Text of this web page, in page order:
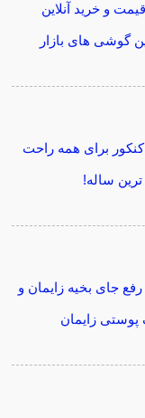
و خرید آنلاین
گوشی های بازار
کنکور برای همه راحت
ترین ساله!
رفع جای بخیه زایمان و
پوستی زایمان